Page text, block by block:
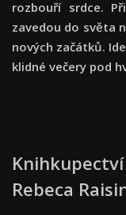
rozbouří srdce.
zavedou do světa
nových začátků.
klidné večery pod
Rebeca